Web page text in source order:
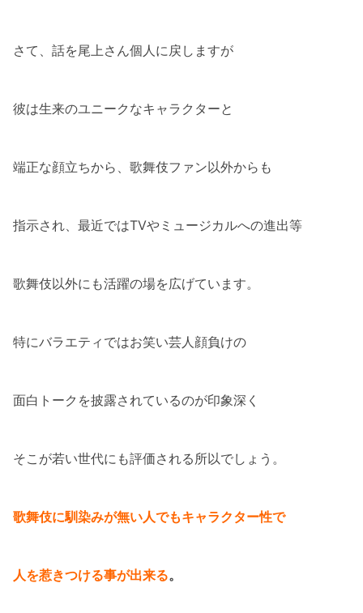
さて、話を尾上さん個人に戻しますが
彼は生来のユニークなキャラクターと
端正な顔立ちから、歌舞伎ファン以外からも
指示され、最近ではTVやミュージカルへの進出等
歌舞伎以外にも活躍の場を広げています。
特にバラエティではお笑い芸人顔負けの
面白トークを披露されているのが印象深く
そこが若い世代にも評価される所以でしょう。
歌舞伎に馴染みが無い人でもキャラクター性で
人を惹きつける事が出来る。